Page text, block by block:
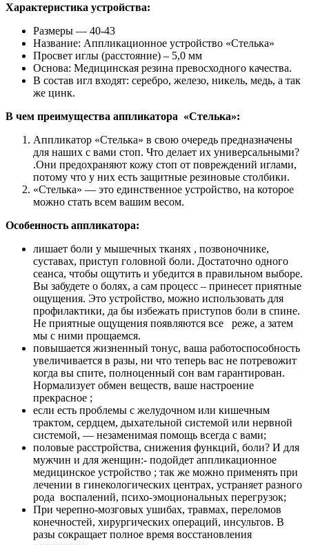
Характеристика устройства:
Размеры — 40-43
Название: Аппликационное устройство «Стелька»
Просвет иглы (расстояние) – 5,0 мм
Основа: Медицинская резина превосходного качества.
В состав игл входят: серебро, железо, никель, медь, а так
же цинк.
В чем преимущества аппликатора «Стелька»:
Аппликатор «Стелька» в свою очередь предназначены
для наших с вами стоп. Что делает их универсальными?
.Они предохраняют кожу стоп от повреждений иглами,
потому что у них есть защитные резиновые столбики.
«Стелька» — это единственное устройство, на которое
можно стать всем вашим весом.
Особенность аппликатора:
лишает боли у мышечных тканях , позвоночнике,
суставах, приступ головной боли. Достаточно одного
сеанса, чтобы ощутить и убедится в правильном выборе.
Вы забудете о болях, а сам процесс – принесет приятные
ощущения. Это устройство, можно использовать для
профилактики, да бы избежать приступов боли в спине.
Не приятные ощущения появляются все реже, а затем
мы с ними прощаемся.
повышается жизненный тонус, ваша работоспособность
увеличивается в разы, ни что теперь вас не потревожит
когда вы спите, полноценный сон вам гарантирован.
Нормализует обмен веществ, ваше настроение
прекрасное ;
если есть проблемы с желудочном или кишечным
трактом, сердцем, дыхательной системой или нервной
системой, — незаменимая помощь всегда с вами;
половые расстройства, снижения функций, боли? И для
мужчин и для женщин:- подойдет аппликационное
медицинское устройство ; так же можно применять при
лечении в гинекологических центрах, устраняет разного
рода воспалений, психо-эмоциональных перегрузок;
При черепно-мозговых ушибах, травмах, переломов
конечностей, хирургических операций, инсультов. В
разы сокращает полное время восстановления